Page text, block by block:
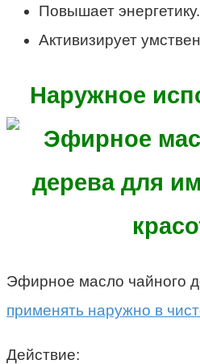
Повышает энергетику.
Активизирует
Наружное
Эфирное масло чайного
применять наружно в
Действие: